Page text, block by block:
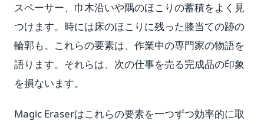
スペーサー、巾木沿いや隅のほこりの蓄積をよく見
つけます。時には床のほこりに残った膝当ての跡の
輪郭も。これらの要素は、作業中の専門家の物語を
語ります。それらは、次の仕事を売る完成品の印象
を損ないます。
Magic Eraserはこれらの要素を一つずつ効率的に取